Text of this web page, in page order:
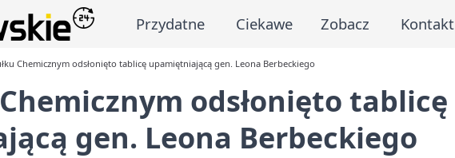
Przydatne Ciekawe Zobacz Kontakt
Chemicznym odsłonięto tablicę upamiętniającą gen. Leona Berbeckiego
odsłonięto tablicę
gen. Leona Berbeckiego